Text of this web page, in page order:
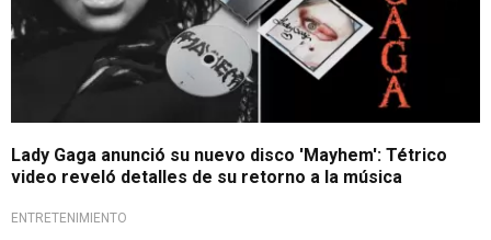
Lady Gaga anunció su nuevo disco 'Mayhem': Tétrico
video reveló detalles de su retorno a la música
ENTRETENIMIENTO